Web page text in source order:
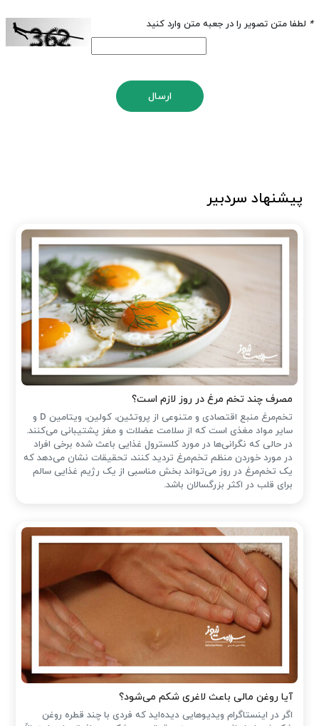
* لطفا متن تصویر را در جعبه متن وارد کنید
ارسال
پیشنهاد سردبیر
مصرف چند تخم مرغ در روز لازم است؟
تخم‌مرغ منبع اقتصادی و متنوعی از پروتئین، کولین، ویتامین D و
سایر مواد مغذی است که از سلامت عضلات و مغز پشتیبانی می‌کنند.
در حالی که نگرانی‌ها در مورد کلسترول غذایی باعث شده ‌برخی افراد
در مورد خوردن منظم تخم‌مرغ تردید کنند، تحقیقات نشان می‌دهد که
یک تخم‌مرغ در روز می‌تواند بخش مناسبی از یک رژیم غذایی سالم
برای قلب در اکثر بزرگسالان باشد.
آیا روغن مالی باعث لاغری شکم می‌شود؟
اگر در اینستاگرام ویدیوهایی دیده‌اید که فردی با چند قطره روغن